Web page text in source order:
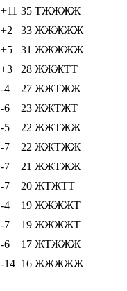
+11 35 ТЖЖЖЖ
+2 33 ЖЖЖЖЖ
+5 31 ЖЖЖЖЖ
+3 28 ЖЖЖТТ
-4 27 ЖЖТЖЖ
-6 23 ЖЖТЖТ
-5 22 ЖЖТЖЖ
-7 22 ЖЖТЖЖ
-7 21 ЖЖТЖЖ
-7 20 ЖТЖТТ
-4 19 ЖЖЖЖТ
-7 19 ЖЖЖЖТ
-6 17 ЖТЖЖЖ
-14 16 ЖЖЖЖЖ